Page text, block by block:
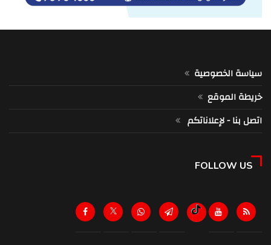
سياسة الخصوصية
خريطة الموقع
اتصل بنا - لإعلاناتكم
FOLLOW US